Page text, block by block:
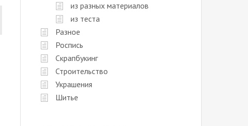
из разных материалов
из теста
Разное
Роспись
Скрапбукинг
Строительство
Украшения
Шитье